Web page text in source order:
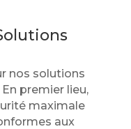
nos solutions
premier lieu,
maximale
aux